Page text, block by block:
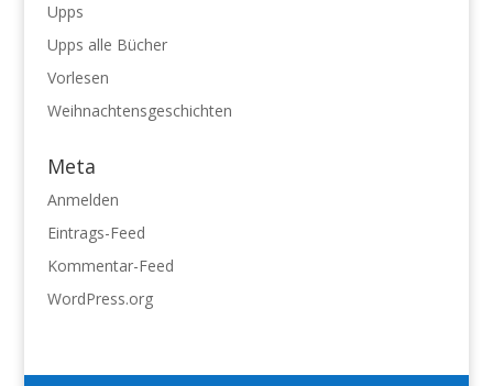
Upps
Upps alle Bücher
Vorlesen
Weihnachtensgeschichten
Meta
Anmelden
Eintrags-Feed
Kommentar-Feed
WordPress.org